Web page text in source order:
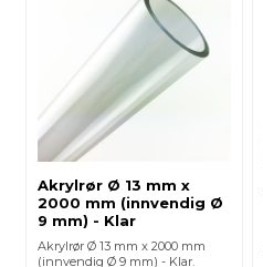
Akrylrør Ø 13 mm x
2000 mm (innvendig Ø
9 mm) - Klar
Akrylrør Ø 13 mm x 2000 mm
(innvendig Ø 9 mm) - Klar.